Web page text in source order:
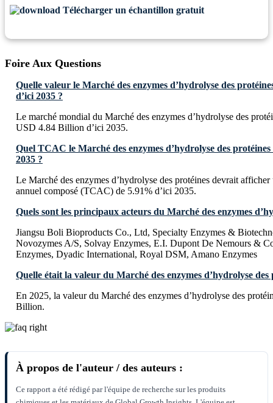
Télécharger un échantillon gratuit
Foire Aux Questions
Quelle valeur le Marché des enzymes d’hydrolyse des
d’ici 2035 ?
Le marché mondial du Marché des enzymes d’hydrolyse des
USD 4.84 Billion d’ici 2035.
Quel TCAC le Marché des enzymes d’hydrolyse des
2035 ?
Le Marché des enzymes d’hydrolyse des protéines devrait afficher
annuel composé (TCAC) de 5.91% d’ici 2035.
Quels sont les principaux acteurs du Marché des enzymes
Jiangsu Boli Bioproducts Co., Ltd, Specialty Enzymes &
Novozymes A/S, Solvay Enzymes, E.I. Dupont De Nemours &
Enzymes, Dyadic International, Royal DSM, Amano Enzymes
Quelle était la valeur du Marché des enzymes d’hydrolyse des
En 2025, la valeur du Marché des enzymes d’hydrolyse des
Billion.
À propos de l'auteur / des auteurs :
Ce rapport a été rédigé par l'équipe de recherche sur les produits